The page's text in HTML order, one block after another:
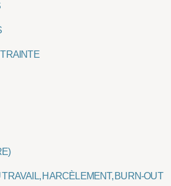
HARCÈLEMENT, BURN-OUT